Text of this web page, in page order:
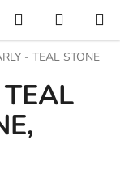
Hledat
KOŠÍK
- TEAL STONE